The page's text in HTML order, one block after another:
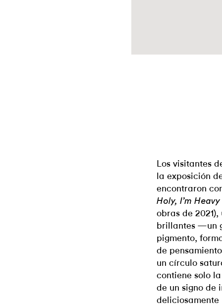
Los visitantes
la exposición
encontraron
Holy, I’m
obras de
brillantes —un
pigmento,
de
un círculo
contiene solo
de un signo de